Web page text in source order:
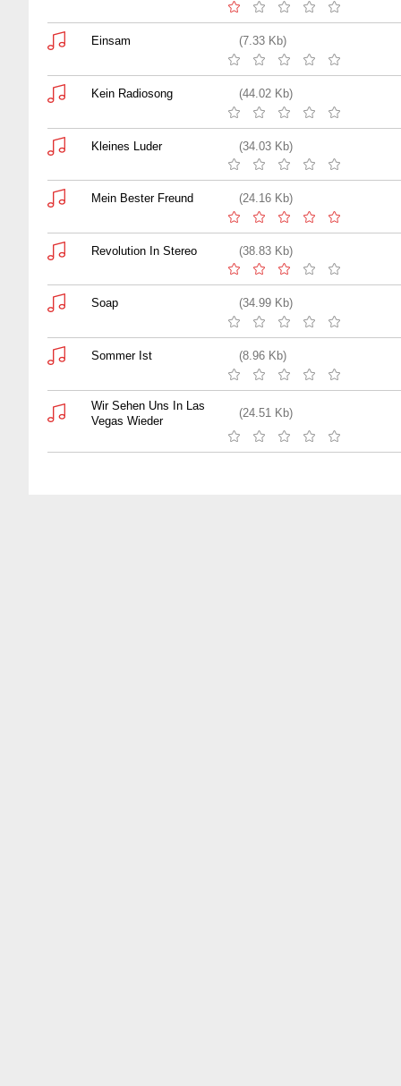
Einsam (7.33 Kb)
Kein Radiosong (44.02 Kb)
Kleines Luder (34.03 Kb)
Mein Bester Freund (24.16 Kb)
Revolution In Stereo (38.83 Kb)
Soap (34.99 Kb)
Sommer Ist (8.96 Kb)
Wir Sehen Uns In Las
Vegas Wieder
(24.51 Kb)